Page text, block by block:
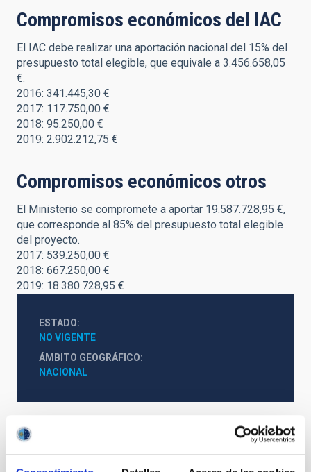
Compromisos económicos del IAC
El IAC debe realizar una aportación nacional del 15% del
presupuesto total elegible, que equivale a 3.456.658,05
€.
2016: 341.445,30 €
2017: 117.750,00 €
2018: 95.250,00 €
2019: 2.902.212,75 €
Compromisos económicos otros
El Ministerio se compromete a aportar 19.587.728,95 €,
que corresponde al 85% del presupuesto total elegible
del proyecto.
2017: 539.250,00 €
2018: 667.250,00 €
2019: 18.380.728,95 €
ESTADO
NO VIGENTE
ÁMBITO GEOGRÁFICO
NACIONAL